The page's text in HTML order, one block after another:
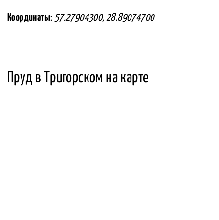
Координаты: 57.27904300, 28.89074700
Пруд в Тригорском на карте